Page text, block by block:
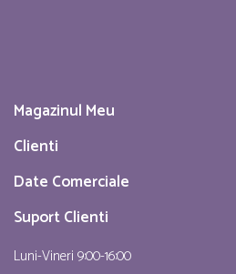
Magazinul Meu
Clienti
Date Comerciale
Suport Clienti
Luni-Vineri 9:00-16:00